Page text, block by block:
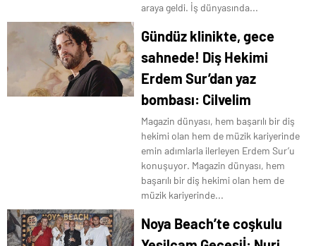
araya geldi. İş dünyasında...
Gündüz klinikte, gece
sahnede! Diş Hekimi
Erdem Sur’dan yaz
bombası: Cilvelim
Magazin dünyası, hem başarılı bir diş
hekimi olan hem de müzik kariyerinde
emin adımlarla ilerleyen Erdem Sur’u
konuşuyor. Magazin dünyası, hem
başarılı bir diş hekimi olan hem de
müzik kariyerinde...
Noya Beach’te coşkulu